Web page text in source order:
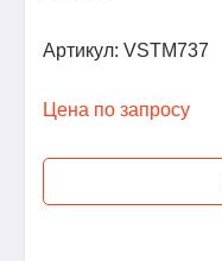
Артикул: VSTM737
Цена по запросу